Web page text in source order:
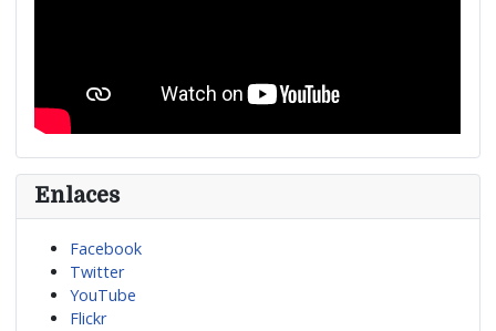
Enlaces
Facebook
Twitter
YouTube
Flickr